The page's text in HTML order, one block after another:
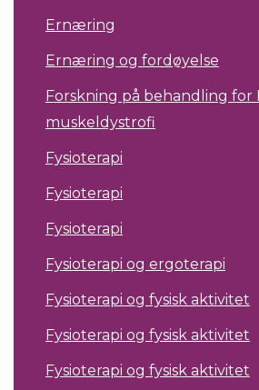
Ernæring
Ernæring og fordøyelse
Forskning på behandling for
muskeldystrofi
Fysioterapi
Fysioterapi
Fysioterapi
Fysioterapi og ergoterapi
Fysioterapi og fysisk aktivitet
Fysioterapi og fysisk aktivitet
Fysioterapi og fysisk aktivitet